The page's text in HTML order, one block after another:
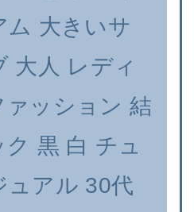
ム 大きいサ
大人 レディ
ァッション 結
黒 白 チュ
ュアル 30代